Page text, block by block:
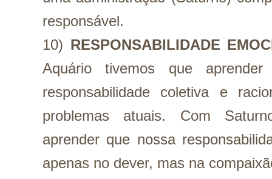
responsável.
10) RESPONSABILIDADE
Aquário tivemos que
responsabilidade coletiva e
problemas atuais. Com
aprender que nossa
apenas no dever, mas na